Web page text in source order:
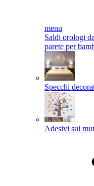
menu
Saldi orologi
parete per
Specchi
Adesivi sul